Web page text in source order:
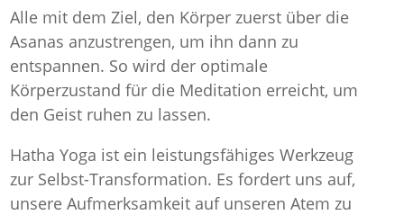
Alle mit dem Ziel, den Körper zuerst über die
Asanas anzustrengen, um ihn dann zu
entspannen. So wird der optimale
Körperzustand für die Meditation erreicht, um
den Geist ruhen zu lassen.
Hatha Yoga ist ein leistungsfähiges Werkzeug
zur Selbst-Transformation. Es fordert uns auf,
unsere Aufmerksamkeit auf unseren Atem zu